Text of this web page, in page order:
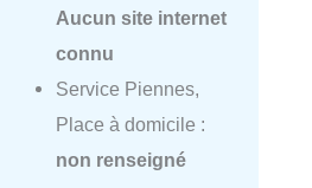
Aucun site internet
connu
Service Piennes,
Place à domicile :
non renseigné